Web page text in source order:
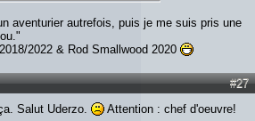
aventurier autrefois, puis je me suis pris une
2022 & Rod Smallwood 2020
#27
Salut Uderzo. Attention : chef d'oeuvre!